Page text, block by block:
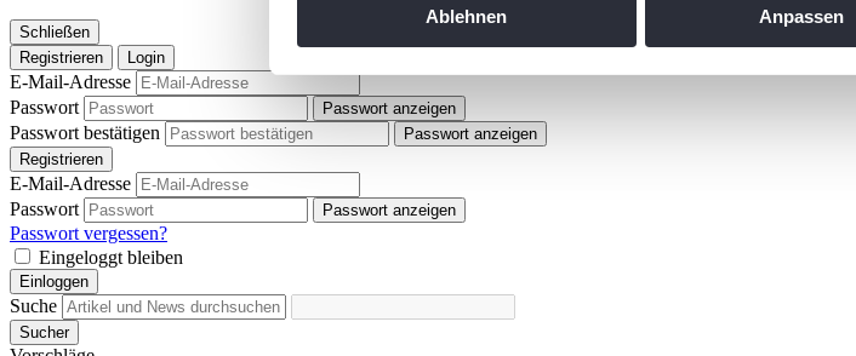
Wir verwenden Cookies, um Inhalte und Anzeigen zu
und die Zugriffe auf unsere Website zu analysieren. Außerdem
möglicherweise mit weiteren Daten zusammen, die Sie ihnen
Ablehnen Anpassen
Schließen
Registrieren
Login
E-Mail-Adresse
Passwort
Passwort anzeigen
Passwort bestätigen
Passwort anzeigen
Registrieren
E-Mail-Adresse
Passwort
Passwort anzeigen
Passwort vergessen?
Eingeloggt bleiben
Einloggen
Suche
Sucher